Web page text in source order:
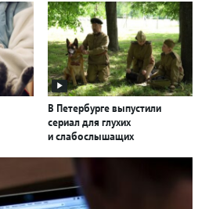
В Петербурге выпустили
сериал для глухих
и слабослышащих